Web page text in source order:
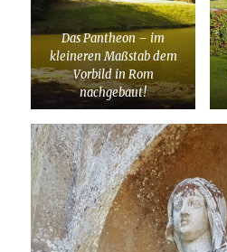
Das Pantheon – im
kleineren Maßstab dem
Vorbild in Rom
nachgebaut!